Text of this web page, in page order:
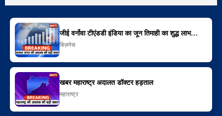
जीई वर्नोवा टीएंडडी इंडिया का जून तिमाही का शुद्ध लाभ…
बिज़नेस
खबर महाराष्ट्र अदालत डॉक्टर हड़ताल
महाराष्ट्र